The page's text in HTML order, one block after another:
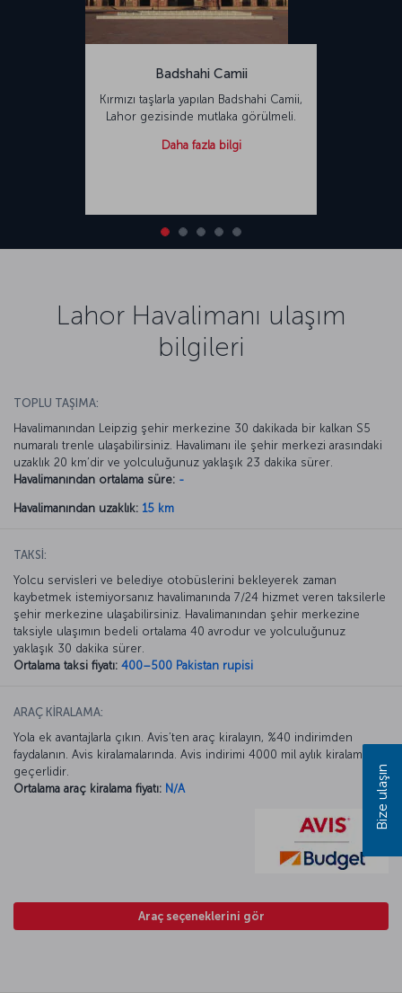
Badshahi Camii
Kırmızı taşlarla yapılan Badshahi Camii,
Lahor gezisinde mutlaka görülmeli.
Daha fazla bilgi
Lahor Havalimanı ulaşım
bilgileri
TOPLU TAŞIMA:
Havalimanından Leipzig şehir merkezine 30 dakikada bir kalkan S5
numaralı trenle ulaşabilirsiniz. Havalimanı ile şehir merkezi arasındaki
uzaklık 20 km’dir ve yolculuğunuz yaklaşık 23 dakika sürer.
Havalimanından ortalama süre: -
Havalimanından uzaklık: 15 km
TAKSİ:
Yolcu servisleri ve belediye otobüslerini bekleyerek zaman
kaybetmek istemiyorsanız havalimanında 7/24 hizmet veren taksilerle
şehir merkezine ulaşabilirsiniz. Havalimanından şehir merkezine
taksiyle ulaşımın bedeli ortalama 40 avrodur ve yolculuğunuz
yaklaşık 30 dakika sürer.
Ortalama taksi fiyatı: 400–500 Pakistan rupisi
ARAÇ KİRALAMA:
Yola ek avantajlarla çıkın. Avis’ten araç kiralayın, %40 indirimden
faydalanın. Avis kiralamalarında. Avis indirimi 4000 mil aylık kiralamada
geçerlidir.
Ortalama araç kiralama fiyatı: N/A
Araç seçeneklerini gör
Bize ulaşın